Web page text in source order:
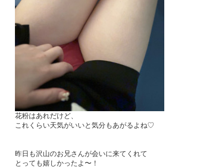
花粉はあれだけど、
これくらい天気がいいと気分もあがるよね♡
昨日も沢山のお兄さんが会いに来てくれて
とっても嬉しかったよ〜！